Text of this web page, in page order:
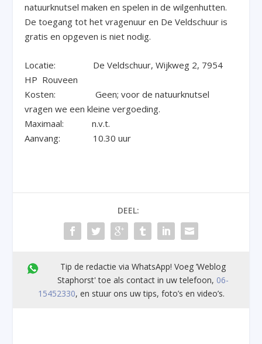
natuurknutsel maken en spelen in de wilgenhutten.
De toegang tot het vragenuur en De Veldschuur is
gratis en opgeven is niet nodig.
Locatie: De Veldschuur, Wijkweg 2, 7954
HP Rouveen
Kosten: Geen; voor de natuurknutsel
vragen we een kleine vergoeding.
Maximaal: n.v.t.
Aanvang: 10.30 uur
DEEL:
Tip de redactie via WhatsApp! Voeg ’Weblog
Staphorst' toe als contact in uw telefoon, 06-
15452330, en stuur ons uw tips, foto’s en video’s.